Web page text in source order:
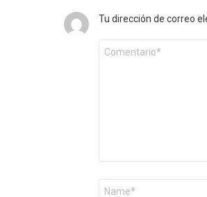
Tu dirección de correo
Comentario
Nombre